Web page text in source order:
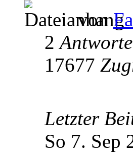
von
2
17677
Letzter
So 7. Sep